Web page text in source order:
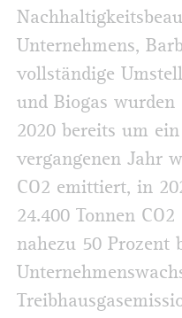
Unternehmens,
vollständige
und Biogas wurden
2020 bereits um
vergangenen Jahr
CO2 emittiert, in
24.400 Tonnen
nahezu 50 Prozent